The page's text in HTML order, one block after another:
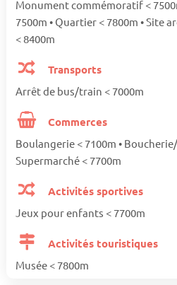
Monument commémoratif <
7500m • Quartier < 7800m • Site
< 8400m
Transports
Arrêt de bus/train < 7000m
Commerces
Boulangerie < 7100m •
Supermarché < 7700m
Activités sportives
Jeux pour enfants < 7700m
Activités touristiques
Musée < 7800m